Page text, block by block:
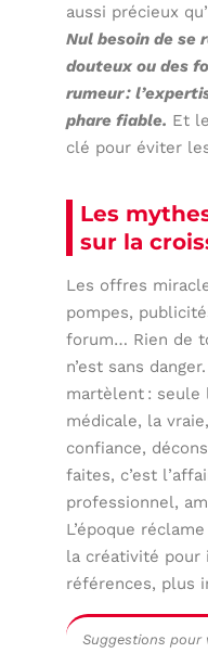
aussi précieux
Nul besoin de se
douteux ou des
rumeur :
phare fiable. Et
clé pour éviter
Les
sur la
Les offres
pompes,
forum… Rien de
n’est sans
martèlent : seule
médicale, la
confiance,
faites, c’est
professionnel,
L’époque
la créativité pour
références, plus
Suggestions pour